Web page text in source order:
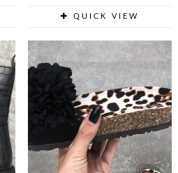
QUICK VIEW